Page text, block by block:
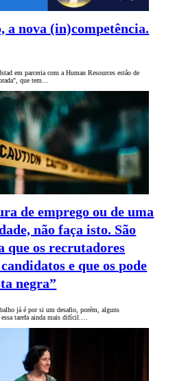
a nova (in)competência.
em parceria com a Human Resources estão de
que tem…
de emprego ou de uma
não faça isto. São
que os recrutadores
e que os pode
negra”
já é por si um desafio, porém, alguns
essa tarefa ainda mais difícil.…